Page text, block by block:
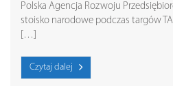
Polska Agencja Rozwoju
stoisko narodowe podczas targów
[…]
Czytaj dalej